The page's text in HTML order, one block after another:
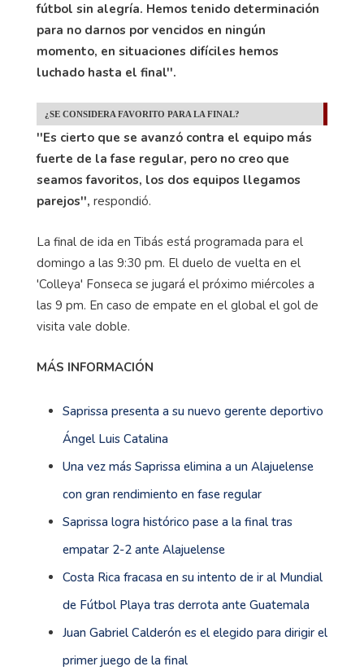
fútbol sin alegría. Hemos tenido determinación
para no darnos por vencidos en ningún
momento, en situaciones difíciles hemos
luchado hasta el final''.
¿SE CONSIDERA FAVORITO PARA LA FINAL?
''Es cierto que se avanzó contra el equipo más
fuerte de la fase regular, pero no creo que
seamos favoritos, los dos equipos llegamos
parejos'', respondió.
La final de ida en Tibás está programada para el
domingo a las 9:30 pm. El duelo de vuelta en el
'Colleya' Fonseca se jugará el próximo miércoles a
las 9 pm. En caso de empate en el global el gol de
visita vale doble.
MÁS INFORMACIÓN
Saprissa presenta a su nuevo gerente deportivo
Ángel Luis Catalina
Una vez más Saprissa elimina a un Alajuelense
con gran rendimiento en fase regular
Saprissa logra histórico pase a la final tras
empatar 2-2 ante Alajuelense
Costa Rica fracasa en su intento de ir al Mundial
de Fútbol Playa tras derrota ante Guatemala
Juan Gabriel Calderón es el elegido para dirigir el
primer juego de la final